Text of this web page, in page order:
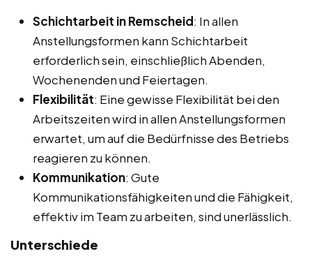
Schichtarbeit in Remscheid: In allen
Anstellungsformen kann Schichtarbeit
erforderlich sein, einschließlich Abenden,
Wochenenden und Feiertagen.
Flexibilität: Eine gewisse Flexibilität bei den
Arbeitszeiten wird in allen Anstellungsformen
erwartet, um auf die Bedürfnisse des Betriebs
reagieren zu können.
Kommunikation: Gute
Kommunikationsfähigkeiten und die Fähigkeit,
effektiv im Team zu arbeiten, sind unerlässlich.
Unterschiede